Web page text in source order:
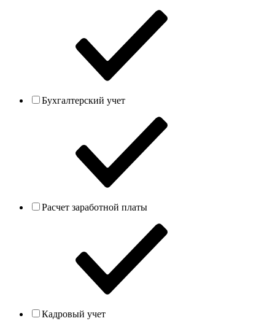
Бухгалтерский учет
Расчет заработной платы
Кадровый учет